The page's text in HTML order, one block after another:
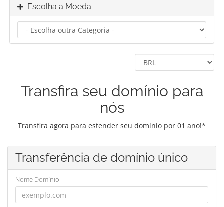
Escolha a Moeda
Transfira seu domínio para
nós
Transfira agora para estender seu domínio por 01 ano!*
Transferência de domínio único
Nome Domínio